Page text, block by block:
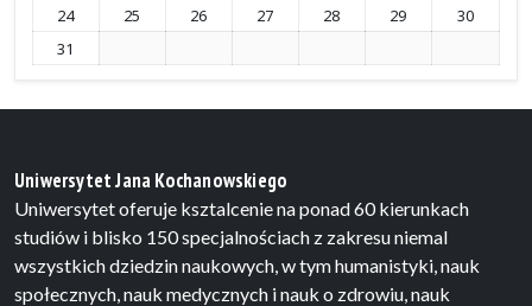
24
25 26 27 28 29
30
31
Uniwersytet Jana Kochanowskiego
Uniwersytet oferuje ksztalcenie na ponad 60 kierunkach
studiów i blisko 150 specjalnościach z zakresu niemal
wszystkich dziedzin naukowych, w tym humanistyki, nauk
społecznych, nauk medycznych i nauk o zdrowiu, nauk